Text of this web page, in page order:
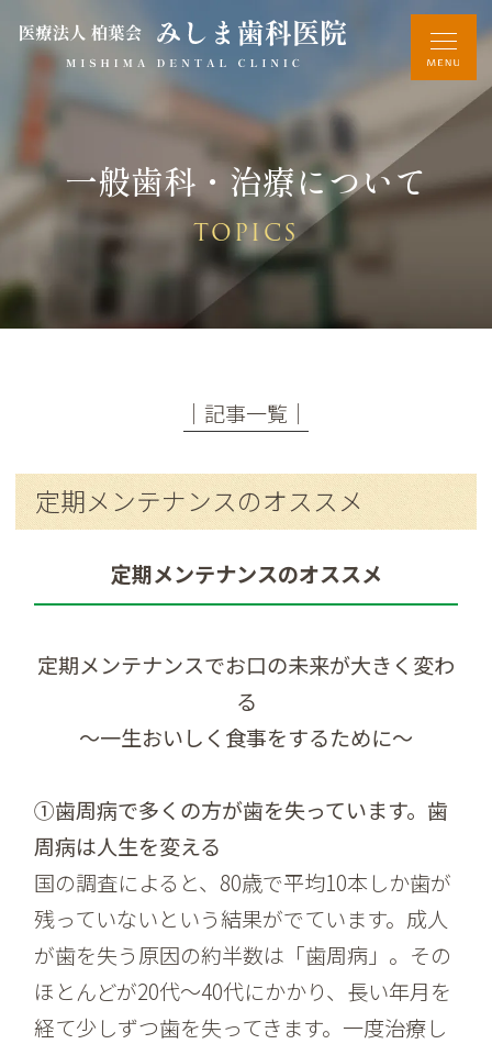
一般歯科・治療について
TOPICS
│記事一覧│
定期メンテナンスのオススメ
定期メンテナンスのオススメ
定期メンテナンスでお口の未来が大きく変わ
る
～一生おいしく食事をするために～
①歯周病で多くの方が歯を失っています。歯
周病は人生を変える
国の調査によると、80歳で平均10本しか歯が
残っていないという結果がでています。成人
が歯を失う原因の約半数は「歯周病」。その
ほとんどが20代～40代にかかり、長い年月を
経て少しずつ歯を失ってきます。一度治療し